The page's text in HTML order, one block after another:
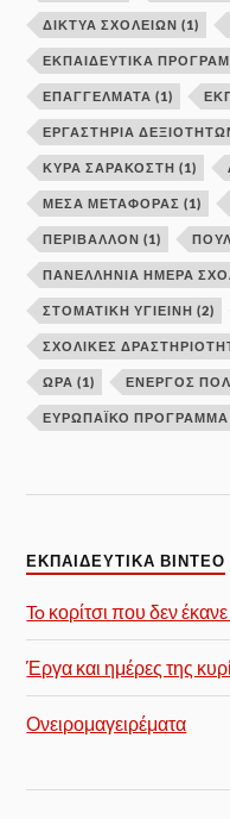
ΔΊΚΤΥΑ ΣΧΟΛΕΊΩΝ (1)
ΕΚΠΑΙΔΕΥΤΙΚΑ
ΕΠΑΓΓΕΛΜΑΤΑ (1)
ΕΡΓΑΣΤΉΡΙΑ
ΚΥΡΆ ΣΑΡΑΚΟΣΤΉ (1)
ΜΕΣΑ ΜΕΤΑΦΟΡΑΣ (1)
ΠΕΡΙΒΑΛΛΟΝ (1)
ΠΑΝΕΛΛΉΝΙΑ ΗΜΈΡΑ
ΣΤΟΜΑΤΙΚΗ ΥΓΙΕΙΝΗ (2)
ΣΧΟΛΙΚΕΣ
ΩΡΑ (1) ΕΝΕΡΓΌΣ
ΕΥΡΩΠΑΪΚΌ ΠΡΌΓΡΑΜΜΑ
ΕΚΠΑΙΔΕΥΤΙΚΑ ΒΙΝΤΕΟ
To κορίτσι που δεν
Έργα και ημέρες της
Ονειρομαγειρέματα